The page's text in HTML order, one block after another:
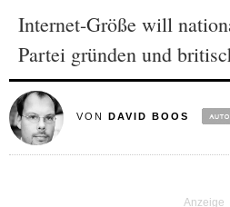
Internet-Größe will
Partei gründen und
VON DAVID BOOS